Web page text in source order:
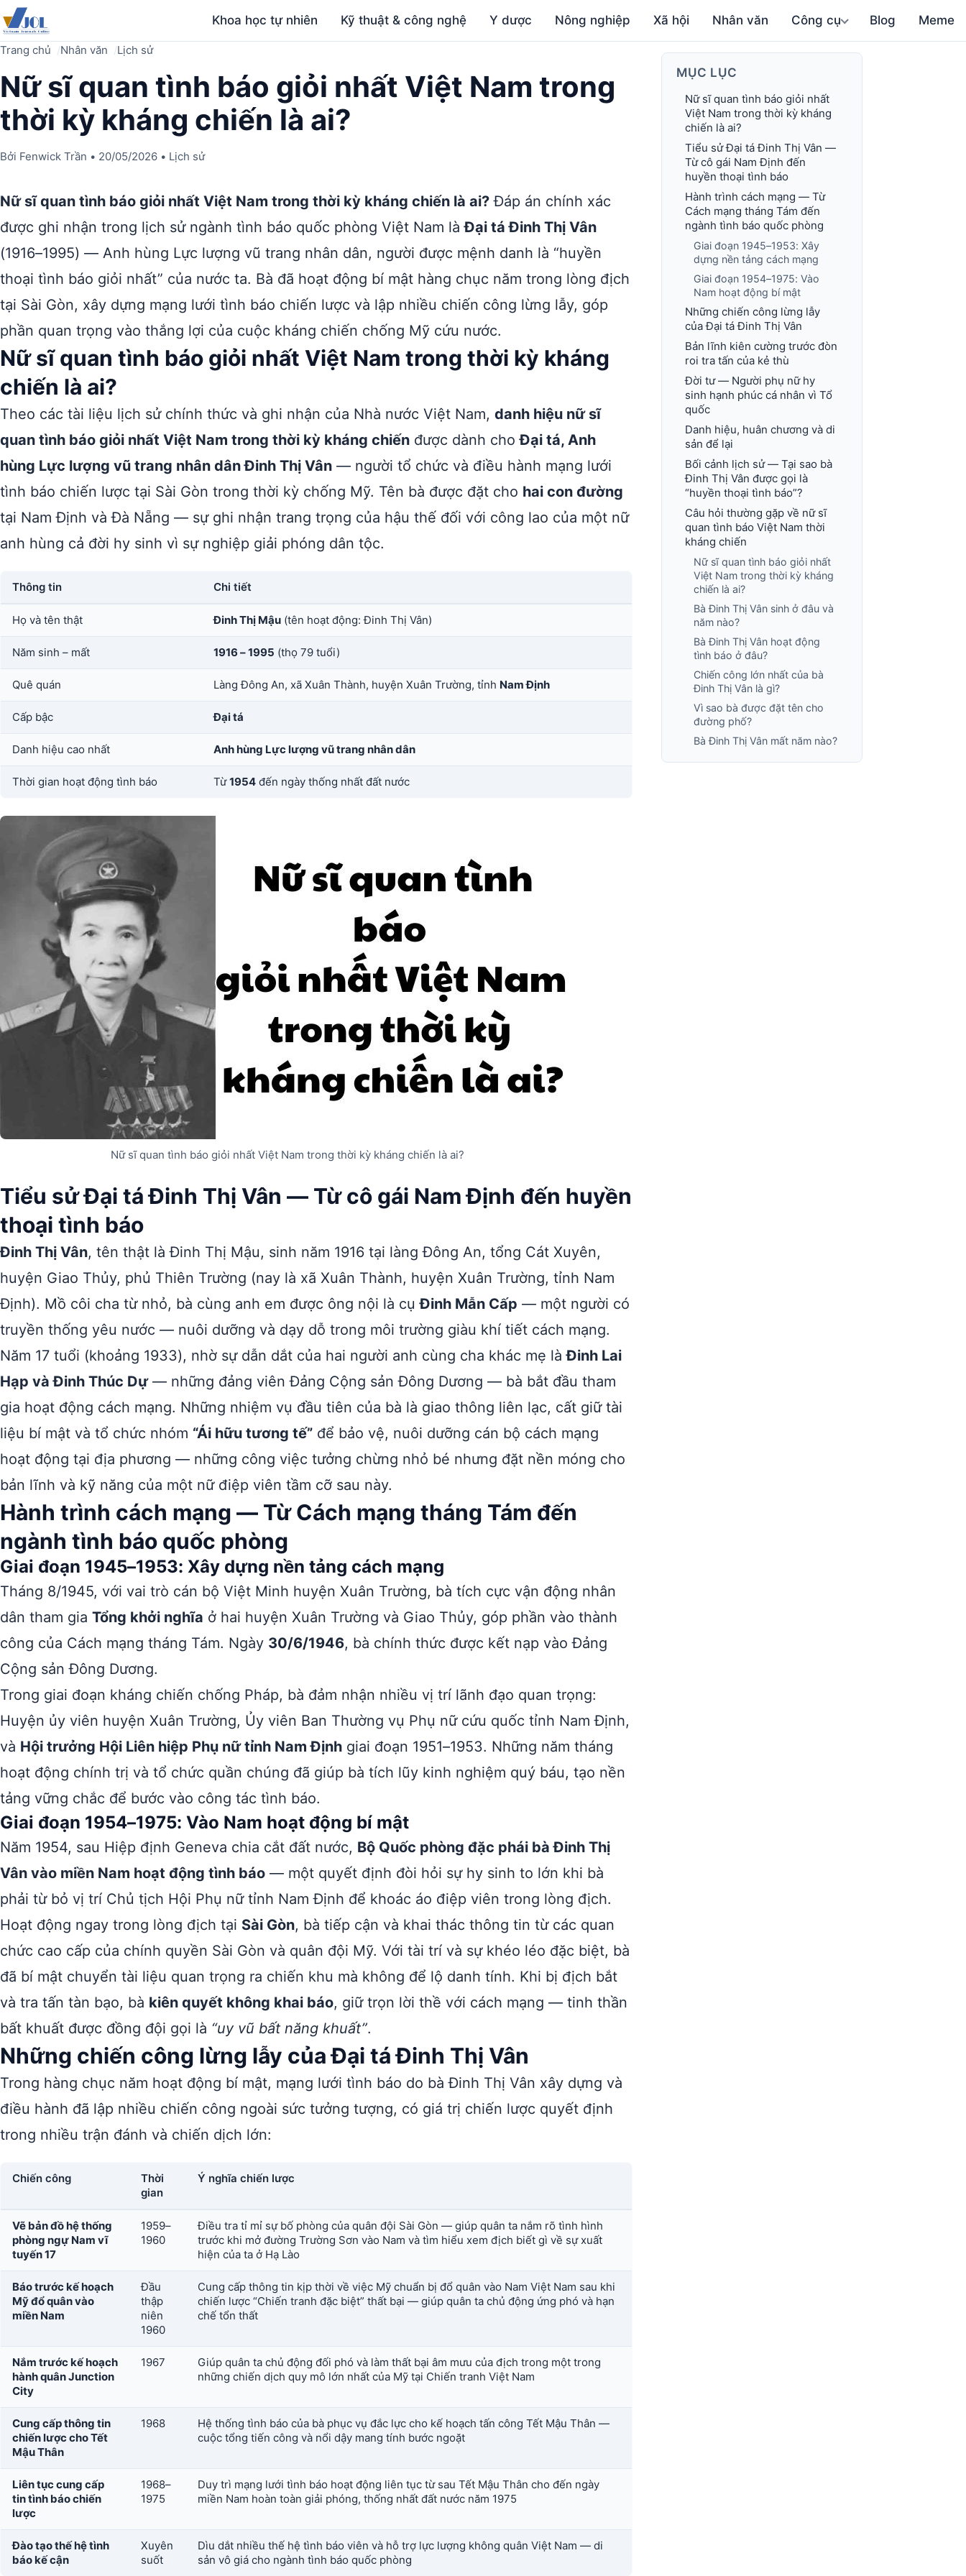
Khoa học tự nhiên Kỹ thuật & công nghệ Y dược Nông nghiệp Xã hội Nhân văn Công cụ Blog Meme
Trang chủ Nhân văn Lịch sử
Nữ sĩ quan tình báo giỏi nhất Việt Nam trong
thời kỳ kháng chiến là ai?
Bởi Fenwick Trần • 20/05/2026 • Lịch sử
Nữ sĩ quan tình báo giỏi nhất Việt Nam trong thời kỳ kháng chiến là ai? Đáp án chính xác
được ghi nhận trong lịch sử ngành tình báo quốc phòng Việt Nam làĐại tá Đinh Thị Vân
(1916–1995) — Anh hùng Lực lượng vũ trang nhân dân, người được mệnh danh là “huyền
thoại tình báo giỏi nhất” của nước ta. Bà đã hoạt động bí mật hàng chục năm trong lòng địch
tại Sài Gòn, xây dựng mạng lưới tình báo chiến lược và lập nhiều chiến công lừng lẫy, góp
phần quan trọng vào thắng lợi của cuộc kháng chiến chống Mỹ cứu nước.
Nữ sĩ quan tình báo giỏi nhất Việt Nam trong thời kỳ kháng
chiến là ai?
Theo các tài liệu lịch sử chính thức và ghi nhận của Nhà nước Việt Nam, danh hiệu nữ sĩ
quan tình báo giỏi nhất Việt Nam trong thời kỳ kháng chiến được dành choĐại tá, Anh
hùng Lực lượng vũ trang nhân dân Đinh Thị Vân — người tổ chức và điều hành mạng lưới
tình báo chiến lược tại Sài Gòn trong thời kỳ chống Mỹ. Tên bà được đặt cho hai con đường
tại Nam Định và Đà Nẵng — sự ghi nhận trang trọng của hậu thế đối với công lao của một nữ
anh hùng cả đời hy sinh vì sự nghiệp giải phóng dân tộc.
Thông tin Chi tiết
Họ và tên thật Đinh Thị Mậu (tên hoạt động: Đinh Thị Vân)
Năm sinh – mất 1916 – 1995 (thọ 79 tuổi)
Quê quán Làng Đông An, xã Xuân Thành, huyện Xuân Trường, tỉnh Nam Định
Cấp bậc Đại tá
Danh hiệu cao nhất Anh hùng Lực lượng vũ trang nhân dân
Thời gian hoạt động tình báo Từ1954 đến ngày thống nhất đất nước
Nữ sĩ quan tình báo giỏi nhất Việt Nam trong thời kỳ kháng chiến là ai?
Tiểu sử Đại tá Đinh Thị Vân — Từ cô gái Nam Định đến huyền
thoại tình báo
Đinh Thị Vân, tên thật là Đinh Thị Mậu, sinh năm 1916 tại làng Đông An, tổng Cát Xuyên,
huyện Giao Thủy, phủ Thiên Trường (nay là xã Xuân Thành, huyện Xuân Trường, tỉnh Nam
Định). Mồ côi cha từ nhỏ, bà cùng anh em được ông nội là cụĐinh Mẫn Cấp — một người có
truyền thống yêu nước — nuôi dưỡng và dạy dỗ trong môi trường giàu khí tiết cách mạng.
Năm 17 tuổi (khoảng 1933), nhờ sự dẫn dắt của hai người anh cùng cha khác mẹ làĐinh Lai
Hạp và Đinh Thúc Dự— những đảng viên Đảng Cộng sản Đông Dương — bà bắt đầu tham
gia hoạt động cách mạng. Những nhiệm vụ đầu tiên của bà là giao thông liên lạc, cất giữ tài
liệu bí mật và tổ chức nhóm “Ái hữu tương tế” để bảo vệ, nuôi dưỡng cán bộ cách mạng
hoạt động tại địa phương — những công việc tưởng chừng nhỏ bé nhưng đặt nền móng cho
bản lĩnh và kỹ năng của một nữ điệp viên tầm cỡ sau này.
Hành trình cách mạng — Từ Cách mạng tháng Tám đến
ngành tình báo quốc phòng
Giai đoạn 1945–1953: Xây dựng nền tảng cách mạng
Tháng 8/1945, với vai trò cán bộ Việt Minh huyện Xuân Trường, bà tích cực vận động nhân
dân tham gia Tổng khởi nghĩa ở hai huyện Xuân Trường và Giao Thủy, góp phần vào thành
công của Cách mạng tháng Tám. Ngày 30/6/1946, bà chính thức được kết nạp vào Đảng
Cộng sản Đông Dương.
Trong giai đoạn kháng chiến chống Pháp, bà đảm nhận nhiều vị trí lãnh đạo quan trọng:
Huyện ủy viên huyện Xuân Trường, Ủy viên Ban Thường vụ Phụ nữ cứu quốc tỉnh Nam Định,
và Hội trưởng Hội Liên hiệp Phụ nữ tỉnh Nam Định giai đoạn 1951–1953. Những năm tháng
hoạt động chính trị và tổ chức quần chúng đã giúp bà tích lũy kinh nghiệm quý báu, tạo nền
tảng vững chắc để bước vào công tác tình báo.
Giai đoạn 1954–1975: Vào Nam hoạt động bí mật
Năm 1954, sau Hiệp định Geneva chia cắt đất nước, Bộ Quốc phòng đặc phái bà Đinh Thị
Vân vào miền Nam hoạt động tình báo — một quyết định đòi hỏi sự hy sinh to lớn khi bà
phải từ bỏ vị trí Chủ tịch Hội Phụ nữ tỉnh Nam Định để khoác áo điệp viên trong lòng địch.
Hoạt động ngay trong lòng địch tại Sài Gòn, bà tiếp cận và khai thác thông tin từ các quan
chức cao cấp của chính quyền Sài Gòn và quân đội Mỹ. Với tài trí và sự khéo léo đặc biệt, bà
đã bí mật chuyển tài liệu quan trọng ra chiến khu mà không để lộ danh tính. Khi bị địch bắt
và tra tấn tàn bạo, bà kiên quyết không khai báo, giữ trọn lời thề với cách mạng — tinh thần
bất khuất được đồng đội gọi là “uy vũ bất năng khuất”.
Những chiến công lừng lẫy của Đại tá Đinh Thị Vân
Trong hàng chục năm hoạt động bí mật, mạng lưới tình báo do bà Đinh Thị Vân xây dựng và
điều hành đã lập nhiều chiến công ngoài sức tưởng tượng, có giá trị chiến lược quyết định
trong nhiều trận đánh và chiến dịch lớn:
Chiến công
Thời
gian
Ý nghĩa chiến lược
Vẽ bản đồ hệ thống
phòng ngự Nam vĩ
tuyến 17
1959–
1960
Điều tra tỉ mỉ sự bố phòng của quân đội Sài Gòn — giúp quân ta nắm rõ tình hình
trước khi mở đường Trường Sơn vào Nam và tìm hiểu xem địch biết gì về sự xuất
hiện của ta ở Hạ Lào
Báo trước kế hoạch
Mỹ đổ quân vào
miền Nam
Đầu
thập
niên
1960
Cung cấp thông tin kịp thời về việc Mỹ chuẩn bị đổ quân vào Nam Việt Nam sau khi
chiến lược “Chiến tranh đặc biệt” thất bại — giúp quân ta chủ động ứng phó và hạn
chế tổn thất
Nắm trước kế hoạch
hành quân Junction
City
1967
Giúp quân ta chủ động đối phó và làm thất bại âm mưu của địch trong một trong
những chiến dịch quy mô lớn nhất của Mỹ tại Chiến tranh Việt Nam
Cung cấp thông tin
chiến lược cho Tết
Mậu Thân
1968
Hệ thống tình báo của bà phục vụ đắc lực cho kế hoạch tấn công Tết Mậu Thân —
cuộc tổng tiến công và nổi dậy mang tính bước ngoặt
Liên tục cung cấp
tin tình báo chiến
lược
1968–
1975
Duy trì mạng lưới tình báo hoạt động liên tục từ sau Tết Mậu Thân cho đến ngày
miền Nam hoàn toàn giải phóng, thống nhất đất nước năm 1975
Đào tạo thế hệ tình
báo kế cận
Xuyên
suốt
Dìu dắt nhiều thế hệ tình báo viên và hỗ trợ lực lượng không quân Việt Nam — di
sản vô giá cho ngành tình báo quốc phòng
MỤC LỤC
Nữ sĩ quan tình báo giỏi nhất
Việt Nam trong thời kỳ kháng
chiến là ai?
Tiểu sử Đại tá Đinh Thị Vân —
Từ cô gái Nam Định đến
huyền thoại tình báo
Hành trình cách mạng — Từ
Cách mạng tháng Tám đến
ngành tình báo quốc phòng
Giai đoạn 1945–1953: Xây
dựng nền tảng cách mạng
Giai đoạn 1954–1975: Vào
Nam hoạt động bí mật
Những chiến công lừng lẫy
của Đại tá Đinh Thị Vân
Bản lĩnh kiên cường trước đòn
roi tra tấn của kẻ thù
Đời tư — Người phụ nữ hy
sinh hạnh phúc cá nhân vì Tổ
quốc
Danh hiệu, huân chương và di
sản để lại
Bối cảnh lịch sử — Tại sao bà
Đinh Thị Vân được gọi là
“huyền thoại tình báo”?
Câu hỏi thường gặp về nữ sĩ
quan tình báo Việt Nam thời
kháng chiến
Nữ sĩ quan tình báo giỏi nhất
Việt Nam trong thời kỳ kháng
chiến là ai?
Bà Đinh Thị Vân sinh ở đâu và
năm nào?
Bà Đinh Thị Vân hoạt động
tình báo ở đâu?
Chiến công lớn nhất của bà
Đinh Thị Vân là gì?
Vì sao bà được đặt tên cho
đường phố?
Bà Đinh Thị Vân mất năm nào?